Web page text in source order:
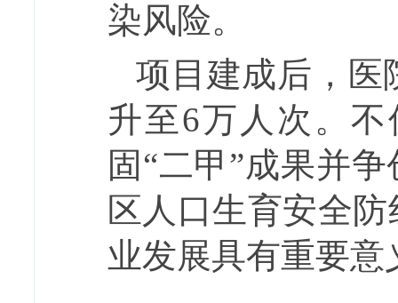
染风险。
项目建成后，医
升至6万人次。
固“二甲”成果并
区人口生育安全
业发展具有重要意